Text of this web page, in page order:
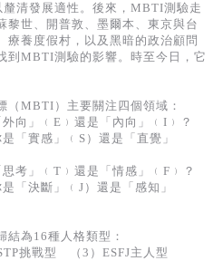
清發展適性。後來，MBTI測驗走
黎世、開普敦、墨爾本、東京與台
療養度假村，以及黑暗的政治顧問
到MBTI測驗的影響。時至今日，它
MBTI）主要關注四個領域：
向」﹙E﹚還是「內向」﹙I﹚？
「實感」﹙S）還是「直覺」
考」﹙T﹚還是「情感」﹙F﹚？
「決斷」﹙J）還是「感知」
結為16種人格類型：
挑戰型 （3）ESFJ主人型